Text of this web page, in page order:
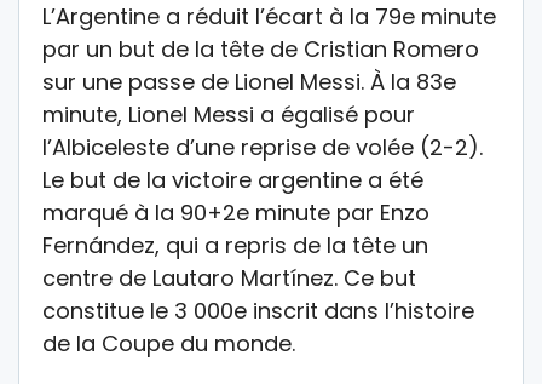
L’Argentine a réduit l’écart à la 79e minute
par un but de la tête de Cristian Romero
sur une passe de Lionel Messi. À la 83e
minute, Lionel Messi a égalisé pour
l’Albiceleste d’une reprise de volée (2-2).
Le but de la victoire argentine a été
marqué à la 90+2e minute par Enzo
Fernández, qui a repris de la tête un
centre de Lautaro Martínez. Ce but
constitue le 3 000e inscrit dans l’histoire
de la Coupe du monde.